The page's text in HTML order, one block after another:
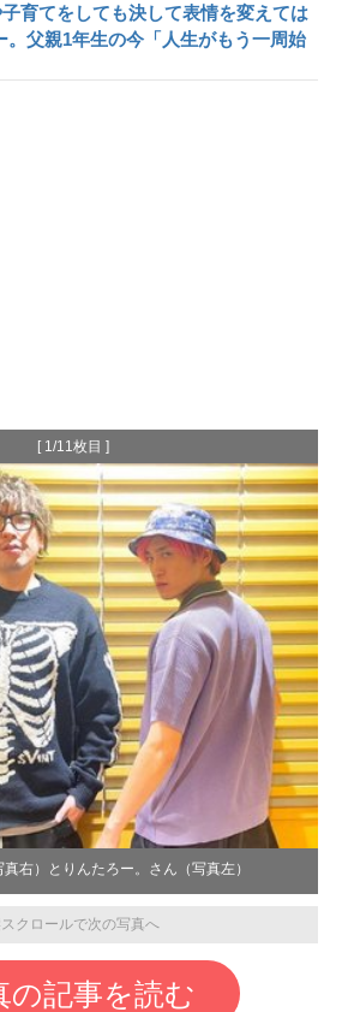
育てをしても決して表情を変えては
。父親1年生の今「人生がもう一周始
[ 1/11枚目 ]
右）とりんたろー。さん（写真左）
クロールで次の写真へ
の記事を読む